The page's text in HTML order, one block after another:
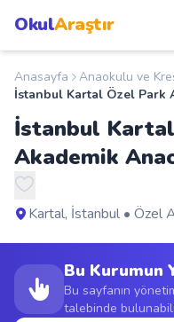
OkulAraştır
Anasayfa
Okullar
Şehirler
Duyurular
Anasayfa Anaokulu ve
İstanbul Kartal Özel Park
İstanbul
Akademik
Kartal, İstanbul • Özel
Bu Kurumun
Bu sayfanın
talebinde